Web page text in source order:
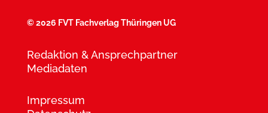
©2026 FVT Fachverlag Thüringen UG
Redaktion & Ansprechpartner
Mediadaten
Impressum